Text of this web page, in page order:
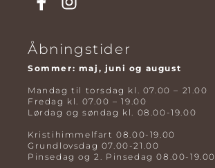
Åbningstider
Sommer: maj, juni og august
Mandag til torsdag kl. 07.00 – 21.00
Fredag kl. 07.00 – 19.00
Lørdag og søndag kl. 08.00-19.00
Kristihimmelfart 08.00-19.00
Grundlovsdag 07.00-21.00
Pinsedag og 2. Pinsedag 08.00-19.00